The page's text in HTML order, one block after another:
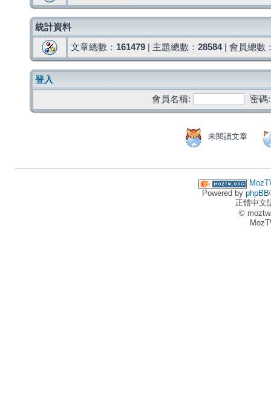
統計資料
文章總數： 161479 | 主題總數： 28584| 會員總數
登入
會員名稱:
密碼:
未閱讀文章
Powered by phpBB
正體中文
©